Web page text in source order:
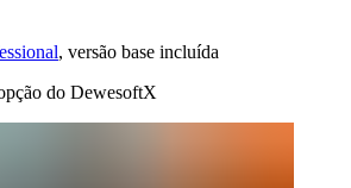
, versão base incluída
do DewesoftX